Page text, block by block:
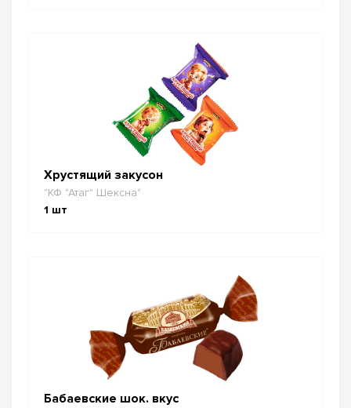
Хрустящий закусон
"КФ "Атаг" Шексна"
1 шт
Бабаевские шок. вкус